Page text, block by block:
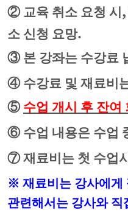
② 교육 취소 요청 시 ,
소 신청 요망.
③ 본 강좌는 수강료
④ 수강료 및 재료비
⑤ 수업 개시 후 잔여
⑥ 수업 내용은 수업
⑦재료비는 첫 수업
※ 재료비는 강사에게
관련해서는 강사와 직